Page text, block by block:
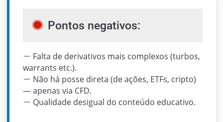
Pontos negativos:
Falta de derivativos mais complexos (turbos,
warrants etc.).
Não há posse direta (de ações, ETFs, cripto)
— apenas via CFD.
Qualidade desigual do conteúdo educativo.